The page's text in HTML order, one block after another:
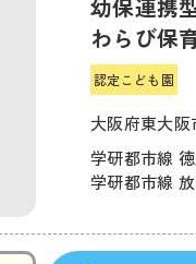
幼保連携
わらび保
認定こども園
大阪府東大阪
学研都市線
学研都市線